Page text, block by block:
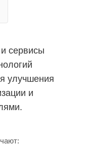
сервисы
улучшения
и